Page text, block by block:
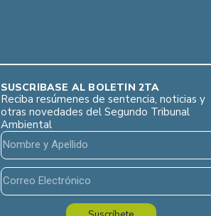
SUSCRÍBASE AL BOLETÍN 2TA
Reciba resúmenes de sentencia, noticias y
otras novedades del Segundo Tribunal
Ambiental